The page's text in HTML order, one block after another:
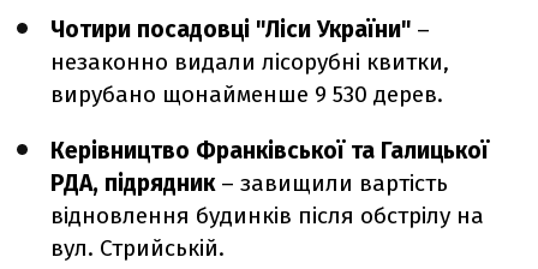
Чотири посадовці "Ліси України" –
незаконно видали лісорубні квитки,
вирубано щонайменше 9 530 дерев.
Керівництво Франківської та Галицької
РДА, підрядник – завищили вартість
відновлення будинків після обстрілу на
вул. Стрийській.